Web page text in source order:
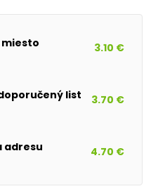
3.10 €
list 3.70 €
adresu 4.70 €